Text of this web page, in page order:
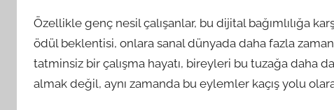
Özellikle genç nesil çalışanlar, bu dijital bağımlılığa
ödül beklentisi, onlara sanal dünyada daha fazla
tatminsiz bir çalışma hayatı, bireyleri bu tuzağa daha
almak değil, aynı zamanda bu eylemler kaçış yolu